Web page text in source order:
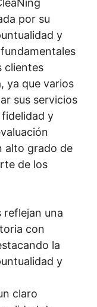
por su
y
clientes
ya que varios
sus servicios
y
alto grado de
de los
reflejan una
con
la
y
claro